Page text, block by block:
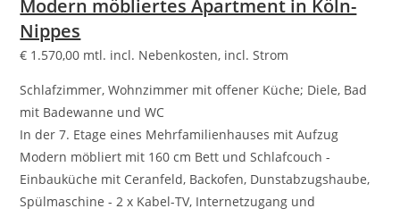
Modern möbliertes Apartment in Köln-
Nippes
€ 1.570,00 mtl. incl. Nebenkosten, incl. Strom
Schlafzimmer, Wohnzimmer mit offener Küche; Diele, Bad
mit Badewanne und WC
In der 7. Etage eines Mehrfamilienhauses mit Aufzug
Modern möbliert mit 160 cm Bett und Schlafcouch -
Einbauküche mit Ceranfeld, Backofen, Dunstabzugshaube,
Spülmaschine - 2 x Kabel-TV, Internetzugang und